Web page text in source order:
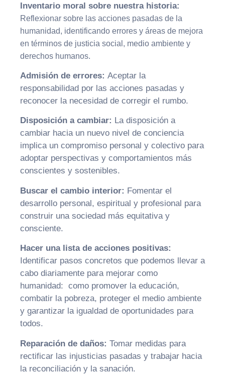
Inventario moral sobre nuestra historia:
Reflexionar sobre las acciones pasadas de la
humanidad, identificando errores y áreas de mejora
en términos de justicia social, medio ambiente y
derechos humanos.
Admisión de errores: Aceptar la
responsabilidad por las acciones pasadas y
reconocer la necesidad de corregir el rumbo.
Disposición a cambiar: La disposición a
cambiar hacia un nuevo nivel de conciencia
implica un compromiso personal y colectivo para
adoptar perspectivas y comportamientos más
conscientes y sostenibles.
Buscar el cambio interior: Fomentar el
desarrollo personal, espiritual y profesional para
construir una sociedad más equitativa y
consciente.
Hacer una lista de acciones positivas:
Identificar pasos concretos que podemos llevar a
cabo diariamente para mejorar como
humanidad: como promover la educación,
combatir la pobreza, proteger el medio ambiente
y garantizar la igualdad de oportunidades para
todos.
Reparación de daños: Tomar medidas para
rectificar las injusticias pasadas y trabajar hacia
la reconciliación y la sanación.